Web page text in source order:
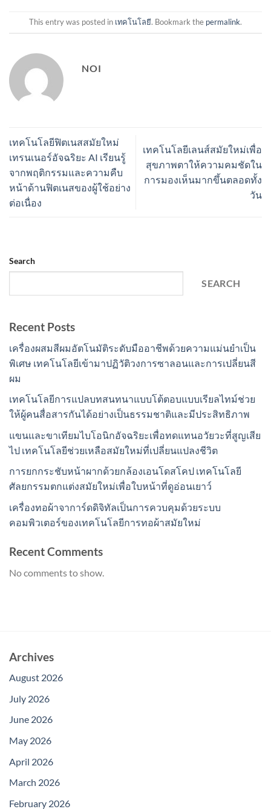
This entry was posted in เทคโนโลยี. Bookmark the permalink.
NOI
เทคโนโลยีฟิตเนสสมัยใหม่
เทรนเนอร์อัจฉริยะ AI เรียนรู้
จากพฤติกรรมและความคืบ
หน้าด้านฟิตเนสของผู้ใช้อย่าง
ต่อเนื่อง
เทคโนโลยีเลนส์สมัยใหม่เพื่อ
สุขภาพตาให้ความคมชัดใน
การมองเห็นมากขึ้นตลอดทั้ง
วัน
Search
SEARCH
Recent Posts
เครื่องผสมสีผมอัตโนมัติระดับมืออาชีพด้วยความแม่นยำเป็น
พิเศษ เทคโนโลยีเข้ามาปฏิวัติวงการซาลอนและการเปลี่ยนสี
ผม
เทคโนโลยีการแปลบทสนทนาแบบโต้ตอบแบบเรียลไทม์ช่วย
ให้ผู้คนสื่อสารกันได้อย่างเป็นธรรมชาติและมีประสิทธิภาพ
แขนและขาเทียมไบโอนิกอัจฉริยะเพื่อทดแทนอวัยวะที่สูญเสีย
ไป เทคโนโลยีช่วยเหลือสมัยใหม่ที่เปลี่ยนแปลงชีวิต
การยกกระชับหน้าผากด้วยกล้องเอนโดสโคป เทคโนโลยี
ศัลยกรรมตกแต่งสมัยใหม่เพื่อใบหน้าที่ดูอ่อนเยาว์
เครื่องทอผ้าจาการ์ดดิจิทัลเป็นการควบคุมด้วยระบบ
คอมพิวเตอร์ของเทคโนโลยีการทอผ้าสมัยใหม่
Recent Comments
No comments to show.
Archives
August 2026
July 2026
June 2026
May 2026
April 2026
March 2026
February 2026